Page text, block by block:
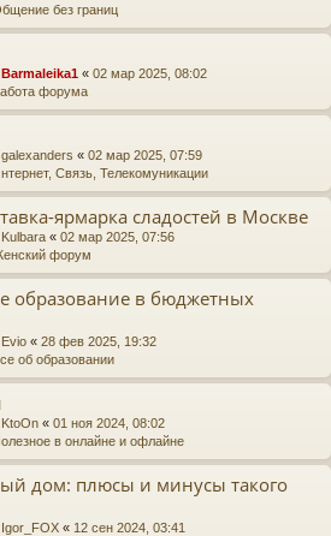
без границ
Barmaleika1 « 02 мар 2025, 08:02
форума
galexanders « 02 мар 2025, 07:59
Связь, Телекомуникации
ярмарка сладостей в Москве
Kulbara « 02 мар 2025, 07:56
форум
образование в бюджетных
Evio « 28 фев 2025, 19:32
об образовании
KtoOn « 01 ноя 2024, 08:02
в онлайне и офлайне
дом: плюсы и минусы такого
Igor_FOX « 12 сен 2024, 03:41